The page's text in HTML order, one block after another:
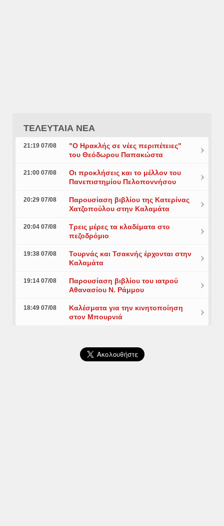
ΤΕΛΕΥΤΑΙΑ ΝΕΑ
21:19 07/08
"Ο Ηρακλής σε νέες περιπέτειες"
του Θεόδωρου Παπακώστα
21:00 07/08
Οι προκλήσεις και το μέλλον του
Πανεπιστημίου Πελοποννήσου
20:29 07/08
Παρουσίαση βιβλίου της Κατερίνας
Χατζοπούλου στην Καλαμάτα
20:04 07/08
Τρεις μέρες τα κλαδέματα στο
πεζοδρόμιο
19:38 07/08
Τουρνάς και Τσακνής έρχονται στην
Καλαμάτα
19:14 07/08
Παρουσίαση βιβλίου του ιατρού
Αθανασίου Ν. Ράμμου
18:49 07/08
Καλέσματα για την κινητοποίηση
στον Μπουρνιά